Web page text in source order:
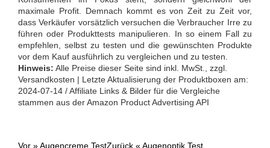
maximale Profit. Demnach kommt es von Zeit zu Zeit vor,
dass Verkäufer vorsätzlich versuchen die Verbraucher Irre zu
führen oder Produkttests manipulieren. In so einem Fall zu
empfehlen, selbst zu testen und die gewünschten Produkte
vor dem Kauf ausführlich zu vergleichen und zu testen.
Hinweis: Alle Preise dieser Seite sind inkl. MwSt., zzgl.
Versandkosten | Letzte Aktualisierung der Produktboxen am:
2024-07-14 / Affiliate Links & Bilder für die Vergleiche
stammen aus der Amazon Product Advertising API
Vor »Augencreme TestZurück « Augenoptik Test